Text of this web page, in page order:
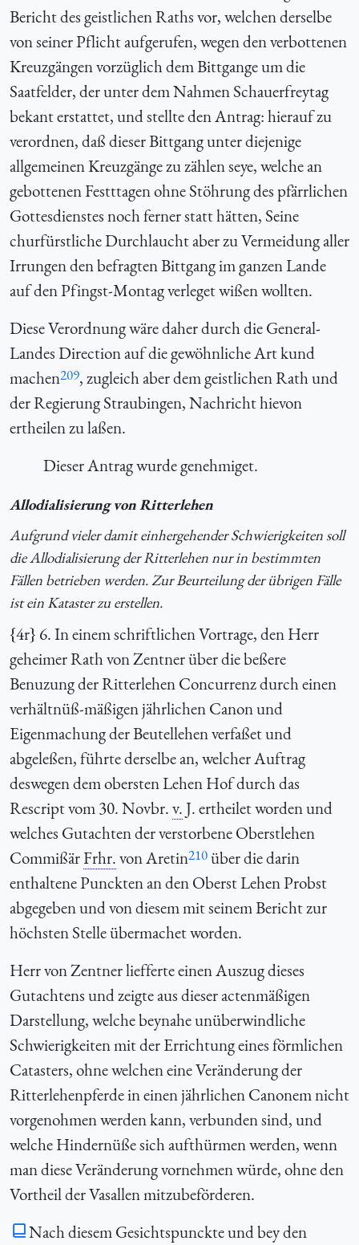
Bericht des geistlichen Raths vor, welchen derselbe
von seiner Pflicht aufgerufen, wegen den verbottenen
Kreuzgängen vorzüglich dem Bittgange um die
Saatfelder, der unter dem Nahmen Schauerfreytag
bekant erstattet, und stellte den Antrag: hierauf zu
verordnen, daß dieser Bittgang unter diejenige
allgemeinen Kreuzgänge zu zählen seye, welche an
gebottenen Festttagen ohne Stöhrung des pfärrlichen
Gottesdienstes noch ferner statt hätten, Seine
churfürstliche Durchlaucht aber zu Vermeidung aller
Irrungen den befragten Bittgang im ganzen Lande
auf den Pfingst-Montag verleget wißen wollten.
Diese Verordnung wäre daher durch die General-
Landes Direction auf die gewöhnliche Art kund
machen209, zugleich aber dem geistlichen Rath und
der Regierung Straubingen, Nachricht hievon
ertheilen zu laßen.
Dieser Antrag wurde genehmiget.
Allodialisierung von Ritterlehen
Aufgrund vieler damit einhergehender Schwierigkeiten soll
die Allodialisierung der Ritterlehen nur in bestimmten
Fällen betrieben werden. Zur Beurteilung der übrigen Fälle
ist ein Kataster zu erstellen.
{4r} 6. In einem schriftlichen Vortrage, den Herr
geheimer Rath von Zentner über die beßere
Benuzung der Ritterlehen Concurrenz durch einen
verhältnüß-mäßigen jährlichen Canon und
Eigenmachung der Beutellehen verfaßet und
abgeleßen, führte derselbe an, welcher Auftrag
deswegen dem obersten Lehen Hof durch das
Rescript vom 30. Novbr.v.J. ertheilet worden und
welches Gutachten der verstorbene Oberstlehen
CommißärFrhr.von Aretin210über die darin
enthaltene Punckten an den Oberst Lehen Probst
abgegeben und von diesem mit seinem Bericht zur
höchsten Stelle übermachet worden.
Herr von Zentner liefferte einen Auszug dieses
Gutachtens und zeigte aus dieser actenmäßigen
Darstellung, welche beynahe unüberwindliche
Schwierigkeiten mit der Errichtung eines förmlichen
Catasters, ohne welchen eine Veränderung der
Ritterlehenpferde in einen jährlichen Canonem nicht
vorgenohmen werden kann, verbunden sind, und
welche Hindernüße sich aufthürmen werden, wenn
man diese Veränderung vornehmen würde, ohne den
Vortheil der Vasallen mitzubeförderen.
Nach diesem Gesichtspunckte und bey den